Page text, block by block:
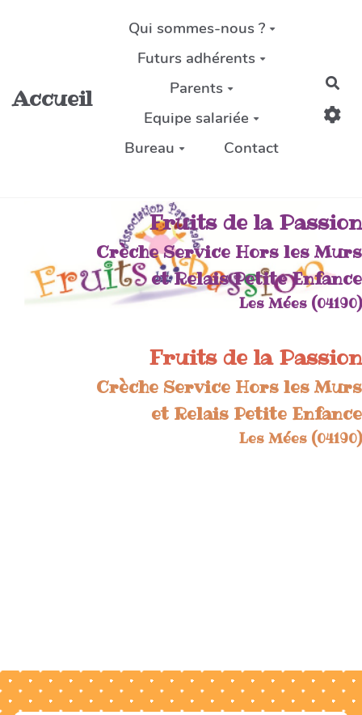
Aller au contenu principal
Accueil
Qui sommes-nous ?
Futurs adhérents
Parents
Equipe salariée
Bureau
Contact
Fruits de la Passion
Crèche Service Hors les Murs
et Relais Petite Enfance
Les Mées (04190)
Fruits de la Passion
Crèche Service Hors les Murs
et Relais Petite Enfance
Les Mées (04190)